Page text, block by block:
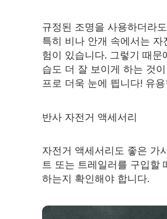
규정된 조명을 사용하더라
특히 비나 안개 속에서는
험이 있습니다. 그렇기 때
습도 더 잘 보이게 하는 것
프로 더욱 눈에 띕니다! 유
반사 자전거 액세서리
자전거 액세서리도 좋은 가
트 또는 트레일러를 구입할
하는지 확인해야 합니다.